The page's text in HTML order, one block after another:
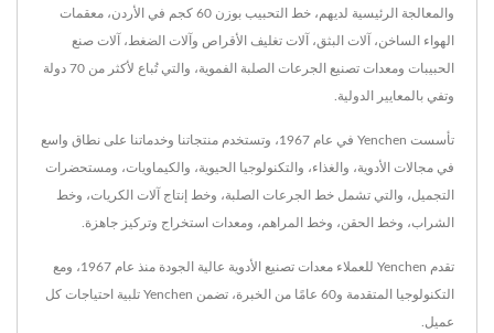
والمعالجة الرئيسية لديهم، خط التحبيب بوزن 60 كجم في الأردن، معقمات
الهواء الساخن، آلات البثق، آلات تغليف الأقراص وآلات الضغط، آلات صنع
الحبيبات ومعدات تصنيع الجرعات الصلبة الفموية، والتي تُباع لأكثر من 70 دولة
وتفي بالمعايير الدولية.
تأسست Yenchen في عام 1967، وتستخدم منتجاتنا وخدماتنا على نطاق واسع
في مجالات الأدوية، والغذاء، والتكنولوجيا الحيوية، والكيماويات، ومستحضرات
التجميل، والتي تشمل خط الجرعات الصلبة، وخط إنتاج آلات الكريات، وخط
الشراب، وخط الحقن، وخط المراهم، ومعدات استخراج وتركيز جاهزة.
تقدم Yenchen للعملاء معدات تصنيع الأدوية عالية الجودة منذ عام 1967، ومع
التكنولوجيا المتقدمة و60 عامًا من الخبرة، تضمن Yenchen تلبية احتياجات كل
عميل.